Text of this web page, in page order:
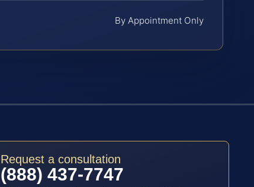
By Appointment Only
Request a consultation
(888) 437-7747